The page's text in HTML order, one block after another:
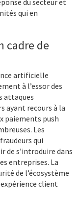
qui en
cadre de
artificielle
à l’essor des
attaques
ayant recours à la
paiements push
Les
qui
de s’introduire dans
entreprises. La
de l’écosystème
client